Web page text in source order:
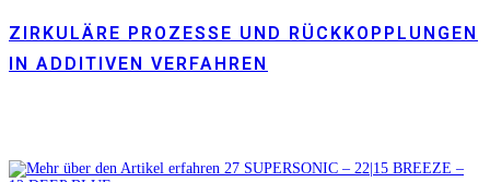
ZIRKULÄRE PROZESSE UND RÜCKKOPPLUNGEN
IN ADDITIVEN VERFAHREN